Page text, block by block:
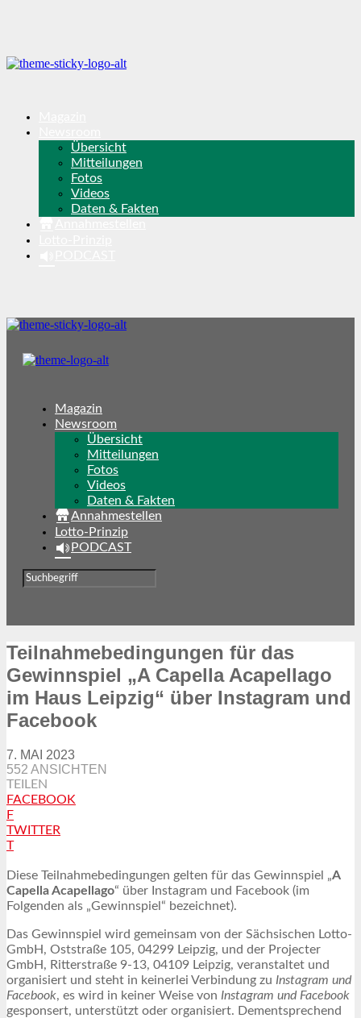
Übersicht
Mitteilungen
Fotos
Videos
Daten & Fakten
Magazin
Newsroom
Übersicht
Mitteilungen
Fotos
Videos
Daten & Fakten
Annahmestellen
Lotto-Prinzip
PODCAST
Teilnahmebedingungen für das
Gewinnspiel „A Capella Acapellago
im Haus Leipzig“ über Instagram und
Facebook
7. MAI 2023
552 ANSICHTEN
TEILEN
FACEBOOK
F
TWITTER
T
Diese Teilnahmebedingungen gelten für das Gewinnspiel „A
Capella Acapellago“ über Instagram und Facebook (im
Folgenden als „Gewinnspiel“ bezeichnet).
Das Gewinnspiel wird gemeinsam von der Sächsischen Lotto-
GmbH, Oststraße 105, 04299 Leipzig, und der Projecter
GmbH, Ritterstraße 9-13, 04109 Leipzig, veranstaltet und
organisiert und steht in keinerlei Verbindung zu Instagram und
Facebook, es wird in keiner Weise von Instagram und Facebook
gesponsert, unterstützt oder organisiert. Dementsprechend